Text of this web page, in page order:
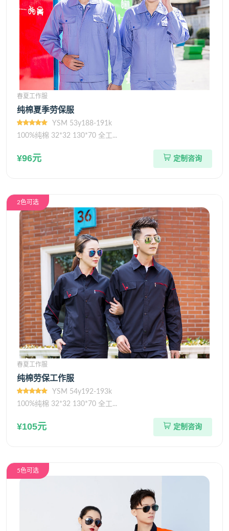
春夏工作服
纯棉夏季劳保服
YSM 53y188-191k
100%纯棉 32*32 130*70 全工...
¥96元 定制咨询
2色可选
春夏工作服
纯棉劳保工作服
YSM 54y192-193k
100%纯棉 32*32 130*70 全工...
¥105元 定制咨询
5色可选